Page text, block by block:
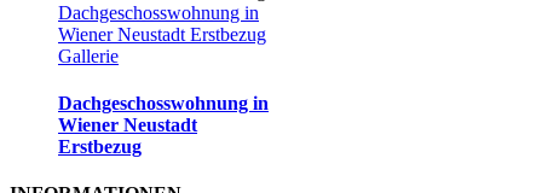
Dachgeschosswohnung in
Wiener Neustadt Erstbezug
Gallerie
Dachgeschosswohnung in
Wiener Neustadt
Erstbezug